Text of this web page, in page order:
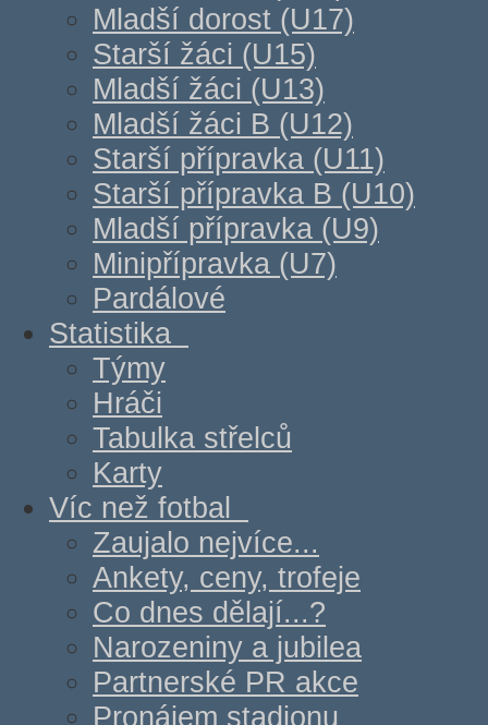
Mladší dorost (U17)
Starší žáci (U15)
Mladší žáci (U13)
Mladší žáci B (U12)
Starší přípravka (U11)
Starší přípravka B (U10)
Mladší přípravka (U9)
Minipřípravka (U7)
Pardálové
Statistika
Týmy
Hráči
Tabulka střelců
Karty
Víc než fotbal
Zaujalo nejvíce...
Ankety, ceny, trofeje
Co dnes dělají...?
Narozeniny a jubilea
Partnerské PR akce
Pronájem stadionu